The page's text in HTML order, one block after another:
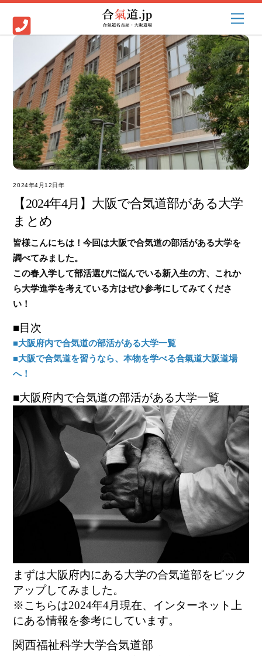
Skip
content
2024年4月12日
【2024年4月】大阪で合気道部がある大学
まとめ
皆様こんにちは！今回は大阪で合気道の部活がある大学を
調べてみました。
この春入学して部活選びに悩んでいる新入生の方、これか
ら大学進学を考えている方はぜひ参考にしてみてくださ
い！
■目次
■大阪府内で合気道の部活がある大学一覧
■大阪で合気道を習うなら、本物を学べる合氣道大阪道場
へ！
■大阪府内で合気道の部活がある大学一覧
まずは大阪府内にある大学の合気道部をピック
アップしてみました。
※こちらは2024年4月現在、インターネット上
にある情報を参考にしています。
関西福祉科学大学合気道部